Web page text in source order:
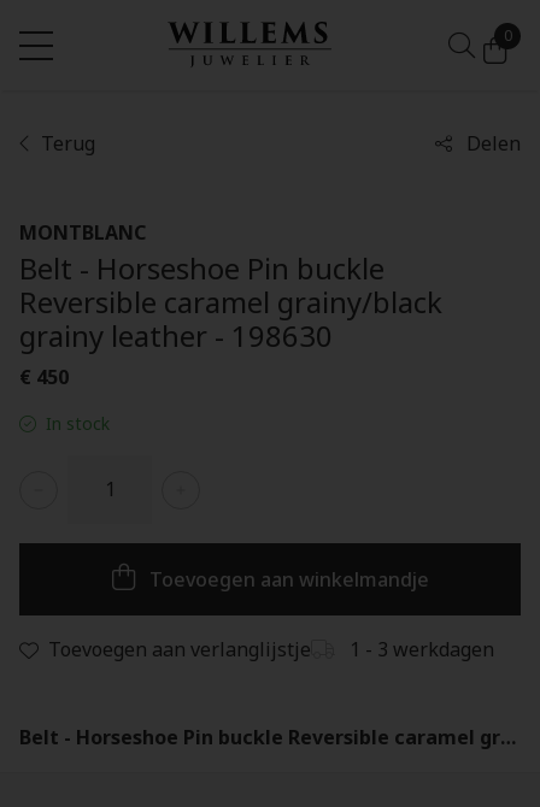
0
Terug Delen
MONTBLANC
Belt - Horseshoe Pin buckle
Reversible caramel grainy/black
grainy leather - 198630
€ 450
In stock
Toevoegen aan winkelmandje
Toevoegen aan verlanglijstje 1 - 3 werkdagen
Belt - Horseshoe Pin buckle Reversible caramel grainy/black grainy leather - 198630